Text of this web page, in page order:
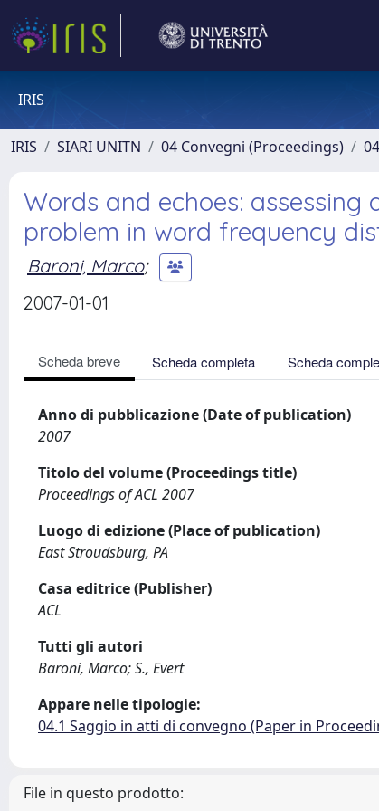
IRIS
IRIS SIARI UNITN 04 Convegni (Proceedings)
Words and echoes:
problem in word frequency
Baroni, Marco;
2007-01-01
Scheda breve Scheda completa Scheda
Anno di pubblicazione (Date of publication)
2007
Titolo del volume (Proceedings title)
Proceedings of ACL 2007
Luogo di edizione (Place of publication)
East Stroudsburg, PA
Casa editrice (Publisher)
ACL
Tutti gli autori
Baroni, Marco; S., Evert
Appare nelle tipologie:
04.1 Saggio in atti di convegno (Paper in
File in questo prodotto: